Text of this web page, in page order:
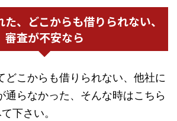
、どこからも借りられない、
審査が不安なら
どこからも借りられない、他社に
通らなかった、そんな時はこちら
下さい。